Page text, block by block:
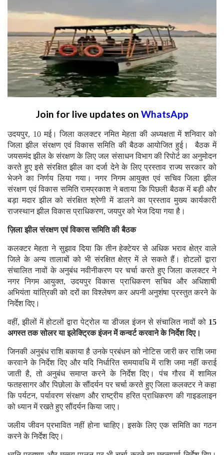
Join for live updates on WhatsApp
उदयपुर, 10 मई। जिला कलक्टर नमित मेहता की अध्यक्षता में शनिवार को
जिला झील संरक्षण एवं विकास समिति की बैठक आयोजित हुई। बैठक में
जयसमंद झील के संरक्षण के लिए जल संसाधन विभाग की रिपोर्ट का अनुमोदन
करते हुए इसे संरक्षित झील का दर्जा देने के लिए प्रस्ताव राज्य सरकार को
भेजने का निर्णय लिया गया। नगर निगम आयुक्त एवं सचिव जिला झील
संरक्षण एवं विकास समिति रामप्रकाश ने बताया कि पिछली बैठक में बड़ी और
बड़ा मदार झील को संरक्षित श्रेणी में डालने का प्रस्ताव मुख्य कार्यकारी
राजस्थान झील विकास प्राधिकरण, जयपुर को भेज दिया गया है।
ज़िला झील संरक्षण एवं विकास समिति की बैठक
कलक्टर मेहता ने सुझाव दिया कि तीन हेक्टेयर से अधिक भराव क्षेत्र वाले
जिले के अन्य तालाबों को भी संरक्षित क्षेत्र में ले सकते हैं। होटलों द्वारा
संचालित नावों के अनुबंध नवीनीकरण पर चर्चा करते हुए जिला कलक्टर ने
नगर निगम आयुक्त, उदयपुर विकास प्राधिकरण सचिव और अधिशाषी
अभियंता यांत्रिकी को दरों का विश्लेषण कर अपनी अनुशंषा प्रस्तुत करने के
निर्देश दिए।
वहीं, झीलों में होटलों द्वारा पेट्रोल या डीजल इंजन से संचालित नावों को 15
अगस्त तक सोलर या इलेक्ट्रिक इंजन में कन्वर्ट करवाने के निर्देश दिए।
जिनकी अनुबंध राशि बकाया है उनके प्रबंधन को नोटिस जारी कर राशि जमा
करवाने के निर्देश दिए और यदि निर्धारित समयावधि में राशि जमा नहीं कराई
जाती है, तो अनुबंध समाप्त करने के निर्देश दिए। पंच गौरव में शामिल
फतहसागर और पिछोला के सौंदर्यन पर चर्चा करते हुए जिला कलक्टर ने कहा
कि पर्यटन, पर्यावरण संरक्षण और राष्ट्रीय हरित प्राधिकरण की गाइडलाइन
को ध्यान में रखते हुए सौंदर्यन किया जाए।
जलीय जीवन प्रभावित नहीं होना चाहिए। इसके लिए एक समिति का गठन
करने के निर्देश दिए।